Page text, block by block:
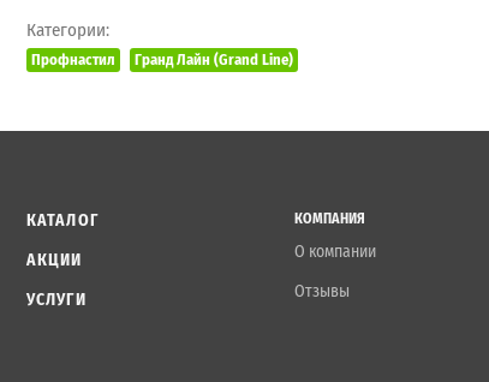
Категории:
Профнастил Гранд Лайн (Grand Line)
КАТАЛОГ
АКЦИИ
УСЛУГИ
КОМПАНИЯ
О компании
Отзывы